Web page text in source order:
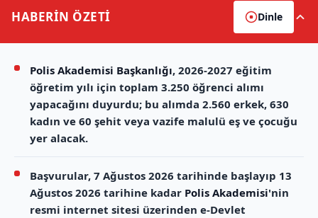
HABERİN ÖZETİ Dinle
Polis Akademisi Başkanlığı, 2026-2027 eğitim
öğretim yılı için toplam 3.250 öğrenci alımı
yapacağını duyurdu; bu alımda 2.560 erkek, 630
kadın ve 60 şehit veya vazife malulü eş ve çocuğu
yer alacak.
Başvurular, 7 Ağustos 2026 tarihinde başlayıp 13
Ağustos 2026 tarihine kadar Polis Akademisi'nin
resmi internet sitesi üzerinden e-Devlet